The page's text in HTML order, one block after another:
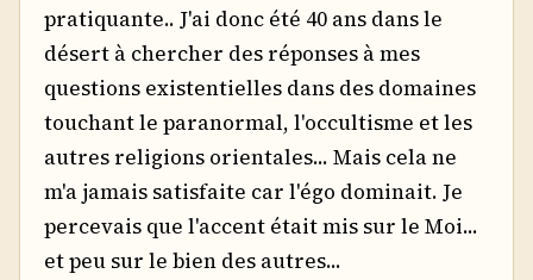
pratiquante.. J'ai donc été 40 ans dans le
désert à chercher des réponses à mes
questions existentielles dans des domaines
touchant le paranormal, l'occultisme et les
autres religions orientales... Mais cela ne
m'a jamais satisfaite car l'égo dominait. Je
percevais que l'accent était mis sur le Moi...
et peu sur le bien des autres...